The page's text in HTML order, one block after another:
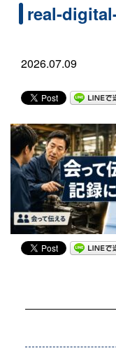
real-
2026.07.09